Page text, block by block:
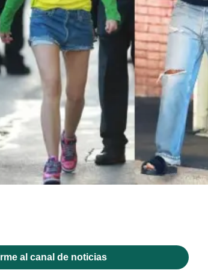
al canal de noticias